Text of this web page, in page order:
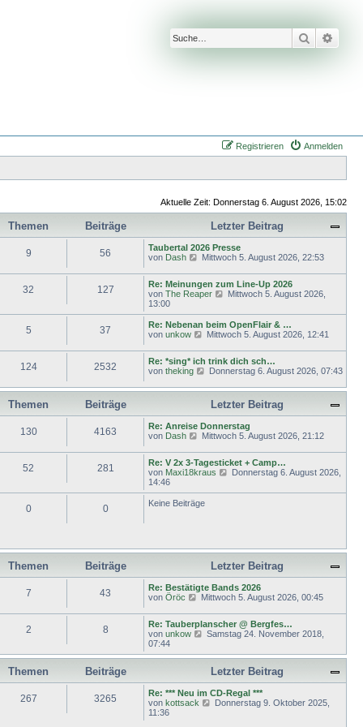
Suche
Anmelden
Registrieren
Aktuelle Zeit: Donnerstag 6. August 2026, 15:02
Themen Beiträge
Letzter Beitrag
9 56
Taubertal 2026 Presse
von Dash
N
u
e
s
e
r
B
i
t
r
g
Mittwoch 5. August 2026, 22:53
32 127
Re: Meinungen zum Line-Up 2026
von The Reaper
N
u
e
s
e
r
B
i
t
r
a
g
Mittwoch 5. August 2026,
13:00
5 37
Re: Nebenan beim OpenFlair & …
von unkow
N
u
e
s
e
e
i
t
r
a
g
Mittwoch 5. August 2026, 12:41
124 2532
Re: *sing* ich trink dich sch…
von theking
N
u
t
e
r
i
t
a
Donnerstag 6. August 2026, 07:43
Themen Beiträge
Letzter Beitrag
130 4163
Re: Anreise Donnerstag
von Dash
N
u
e
s
e
r
r
Mittwoch 5. August 2026, 21:12
52 281
Re: V 2x 3-Tagesticket + Camp…
von Maxi18kraus
N
u
B
i
t
r
a
Donnerstag 6. August 2026,
14:46
0 0 Keine Beiträge
Themen Beiträge
Letzter Beitrag
7 43
Re: Bestätigte Bands 2026
von Öröc
N
u
e
s
e
e
i
t
Mittwoch 5. August 2026, 00:45
2 8
Re: Tauberplanscher @ Bergfes…
von unkow
N
u
e
t
e
r
Samstag 24. November 2018,
07:44
Themen Beiträge
Letzter Beitrag
267 3265
Re: *** Neu im CD-Regal ***
von kottsack
NDonnerstag 9. Oktober 2025,
11:36